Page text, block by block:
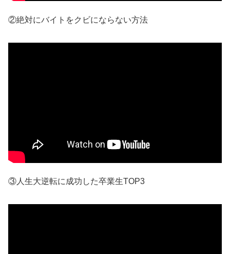
②絶対にバイトをクビにならない方法
③人生大逆転に成功した卒業生TOP3